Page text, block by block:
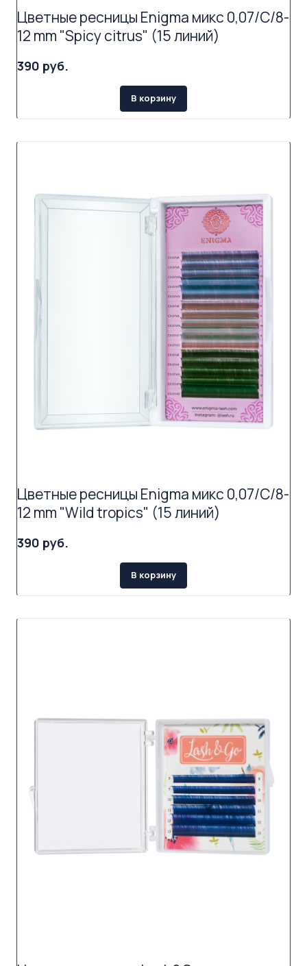
Цветные ресницы Enigma микс 0,07/C/8-
12 mm "Spicy citrus" (15 линий)
390 руб.
В корзину
Цветные ресницы Enigma микс 0,07/C/8-
12 mm "Wild tropics" (15 линий)
390 руб.
В корзину